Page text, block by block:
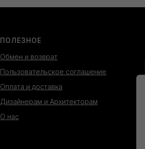
ПОЛЕЗНОЕ
Обмен и возврат
Пользовательское соглашение
Оплата и доставка
Дизайнерам и Архитекторам
О нас